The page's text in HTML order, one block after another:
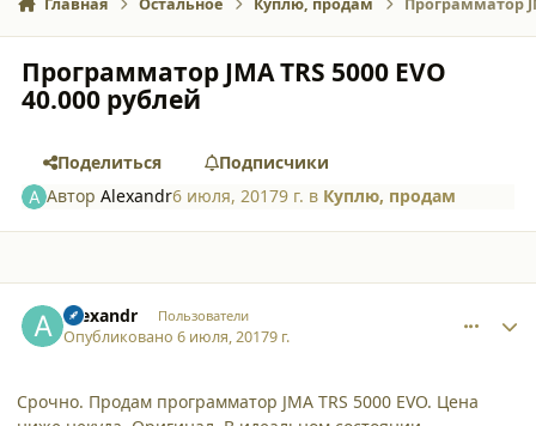
Главная Остальное Куплю, продам Программатор
Программатор JMA TRS 5000 EVO
40.000 рублей
Поделиться
Подписчики
АвторAlexandr6 июля, 20179 г. в Куплю, продам
Alexandr Пользователи
Опубликовано6 июля, 20179 г.
Срочно. Продам программатор JMA TRS 5000 EVO. Цена